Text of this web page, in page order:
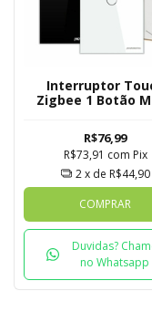
Interruptor
Zigbee 1 Botão
R$76,99
R$73,91 com Pix
2x de R$44,90
COMPRAR
Duvidas?
no Whatsapp